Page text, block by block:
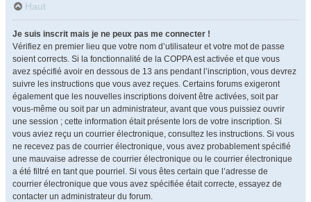
Haut
Je suis inscrit mais je ne peux pas me connecter !
Vérifiez en premier lieu que votre nom d’utilisateur et votre mot de passe
soient corrects. Si la fonctionnalité de la COPPA est activée et que vous
avez spécifié avoir en dessous de 13 ans pendant l’inscription, vous devrez
suivre les instructions que vous avez reçues. Certains forums exigeront
également que les nouvelles inscriptions doivent être activées, soit par
vous-même ou soit par un administrateur, avant que vous puissiez ouvrir
une session ; cette information était présente lors de votre inscription. Si
vous aviez reçu un courrier électronique, consultez les instructions. Si vous
ne recevez pas de courrier électronique, vous avez probablement spécifié
une mauvaise adresse de courrier électronique ou le courrier électronique
a été filtré en tant que pourriel. Si vous êtes certain que l’adresse de
courrier électronique que vous avez spécifiée était correcte, essayez de
contacter un administrateur du forum.